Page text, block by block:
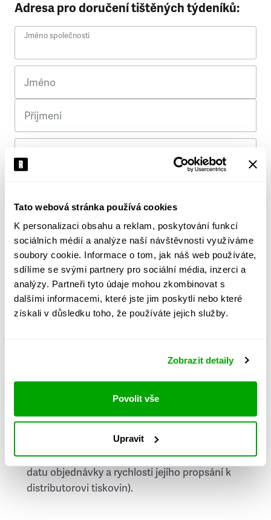
Tato webová stránka používá cookies
K personalizaci obsahu a reklam, poskytování funkcí
sociálních médií a analýze naší návštěvnosti využíváme
soubory cookie. Informace o tom, jak náš web používáte,
sdílíme se svými partnery pro sociální média, inzerci a
analýzy. Partneři tyto údaje mohou zkombinovat s
dalšími informacemi, které jste jim poskytli nebo které
získali v důsledku toho, že používáte jejich služby.
Zobrazit detaily
Povolit vše
Upravit
Adresa pro doručení tištěných týdeníků:
Jméno společnosti
Jméno
Příjmení
Ulice
Město
PSČ
Stát
doručování týdeníku Respekt v tištěné verzi, na
první vydání ve vaší schránce se můžete těšit
příští, nejpozději přespříští týden (v závislosti na
datu objednávky a rychlosti jejího propsání k
distributorovi tiskovin).